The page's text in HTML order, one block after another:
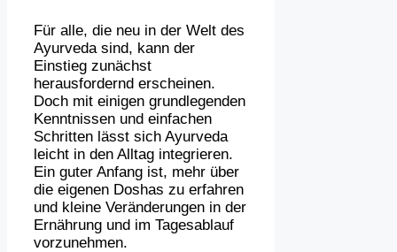
Für alle, die neu in der Welt des
Ayurveda sind, kann der
Einstieg zunächst
herausfordernd erscheinen.
Doch mit einigen grundlegenden
Kenntnissen und einfachen
Schritten lässt sich Ayurveda
leicht in den Alltag integrieren.
Ein guter Anfang ist, mehr über
die eigenen Doshas zu erfahren
und kleine Veränderungen in der
Ernährung und im Tagesablauf
vorzunehmen.